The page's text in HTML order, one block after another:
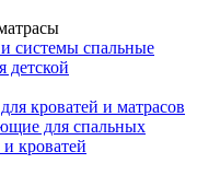
системы спальные
детской
кроватей и матрасов
для спальных
кроватей